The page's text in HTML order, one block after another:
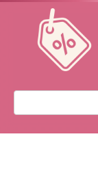
Перейти
контенту
Поиск: